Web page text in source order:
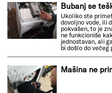
Bubanj se
Ukoliko ste
dovoljno vode, ili
pokvašen, to je
ne funkcioniše
jednostavan, ali
bi došlo do većeg
Mašina ne